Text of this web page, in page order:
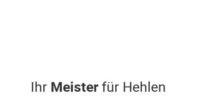
Ihr Meisterfür Hehlen